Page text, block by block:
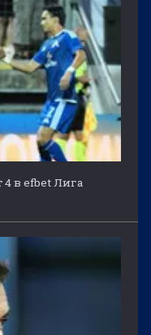
4 в efbet Лига